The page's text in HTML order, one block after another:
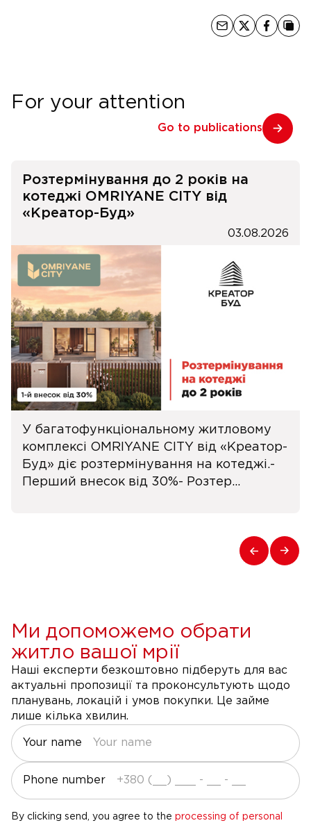
For your attention
Go to publications
Розтермінування до 2 років на
котеджі OMRIYANE CITY від
«Креатор-Буд»
03.08.2026
У багатофункціональному житловому
комплексі OMRIYANE CITY від «Креатор-
Буд» діє розтермінування на котеджі.-
Перший внесок від 30%- Розтер...
Ми допоможемо обрати
житло вашої мрії
Наші експерти безкоштовно підберуть для вас
актуальні пропозиції та проконсультують щодо
планувань, локацій і умов покупки. Це займе
лише кілька хвилин.
Your name
Phone number
By clicking send, you agree to the processing of personal